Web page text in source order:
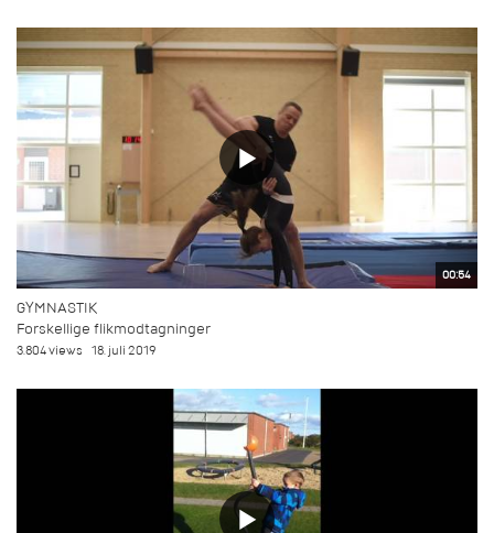
00:54
GYMNASTIK
Forskellige flikmodtagninger
3.804 views 18. juli 2019